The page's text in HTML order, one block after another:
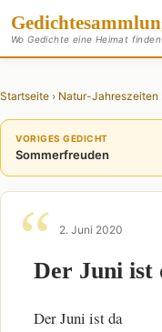
Gedichte
Wo Gedichte eine Heimat finden
Startseite › Natur-Jahreszeiten
VORIGES GEDICHT
Sommerfreuden
2. Juni 2020
Der Juni ist
Der Juni ist da